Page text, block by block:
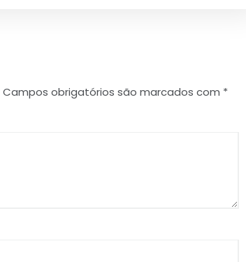
Campos obrigatórios são marcados com *